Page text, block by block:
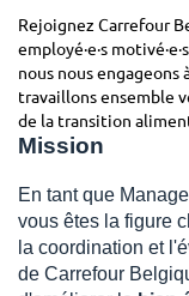
Rejoignez Carrefour
employé·e·s
nous nous
travaillons ensemble
de la transition
Mission
En tant que
vous êtes la figure
la coordination et
de Carrefour